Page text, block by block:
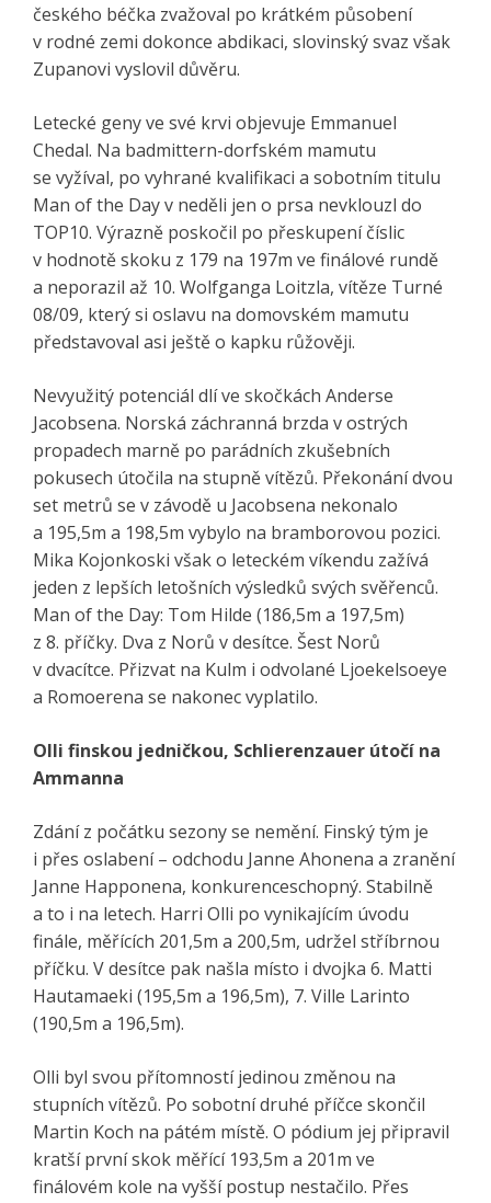
českého béčka zvažoval po krátkém působení
v rodné zemi dokonce abdikaci, slovinský svaz však
Zupanovi vyslovil důvěru.
Letecké geny ve své krvi objevuje Emmanuel
Chedal. Na badmittern-dorfském mamutu
se vyžíval, po vyhrané kvalifikaci a sobotním titulu
Man of the Day v neděli jen o prsa nevklouzl do
TOP10. Výrazně poskočil po přeskupení číslic
v hodnotě skoku z 179 na 197m ve finálové rundě
a neporazil až 10. Wolfganga Loitzla, vítěze Turné
08/09, který si oslavu na domovském mamutu
představoval asi ještě o kapku růžověji.
Nevyužitý potenciál dlí ve skočkách Anderse
Jacobsena. Norská záchranná brzda v ostrých
propadech marně po parádních zkušebních
pokusech útočila na stupně vítězů. Překonání dvou
set metrů se v závodě u Jacobsena nekonalo
a 195,5m a 198,5m vybylo na bramborovou pozici.
Mika Kojonkoski však o leteckém víkendu zažívá
jeden z lepších letošních výsledků svých svěřenců.
Man of the Day: Tom Hilde (186,5m a 197,5m)
z 8. příčky. Dva z Norů v desítce. Šest Norů
v dvacítce. Přizvat na Kulm i odvolané Ljoekelsoeye
a Romoerena se nakonec vyplatilo.
Olli finskou jedničkou, Schlierenzauer útočí na
Ammanna
Zdání z počátku sezony se nemění. Finský tým je
i přes oslabení – odchodu Janne Ahonena a zranění
Janne Happonena, konkurenceschopný. Stabilně
a to i na letech. Harri Olli po vynikajícím úvodu
finále, měřících 201,5m a 200,5m, udržel stříbrnou
příčku. V desítce pak našla místo i dvojka 6. Matti
Hautamaeki (195,5m a 196,5m), 7. Ville Larinto
(190,5m a 196,5m).
Olli byl svou přítomností jedinou změnou na
stupních vítězů. Po sobotní druhé příčce skončil
Martin Koch na pátém místě. O pódium jej připravil
kratší první skok měřící 193,5m a 201m ve
finálovém kole na vyšší postup nestačilo. Přes